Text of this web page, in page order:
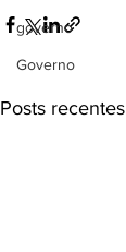
governo
Governo
Posts recentes